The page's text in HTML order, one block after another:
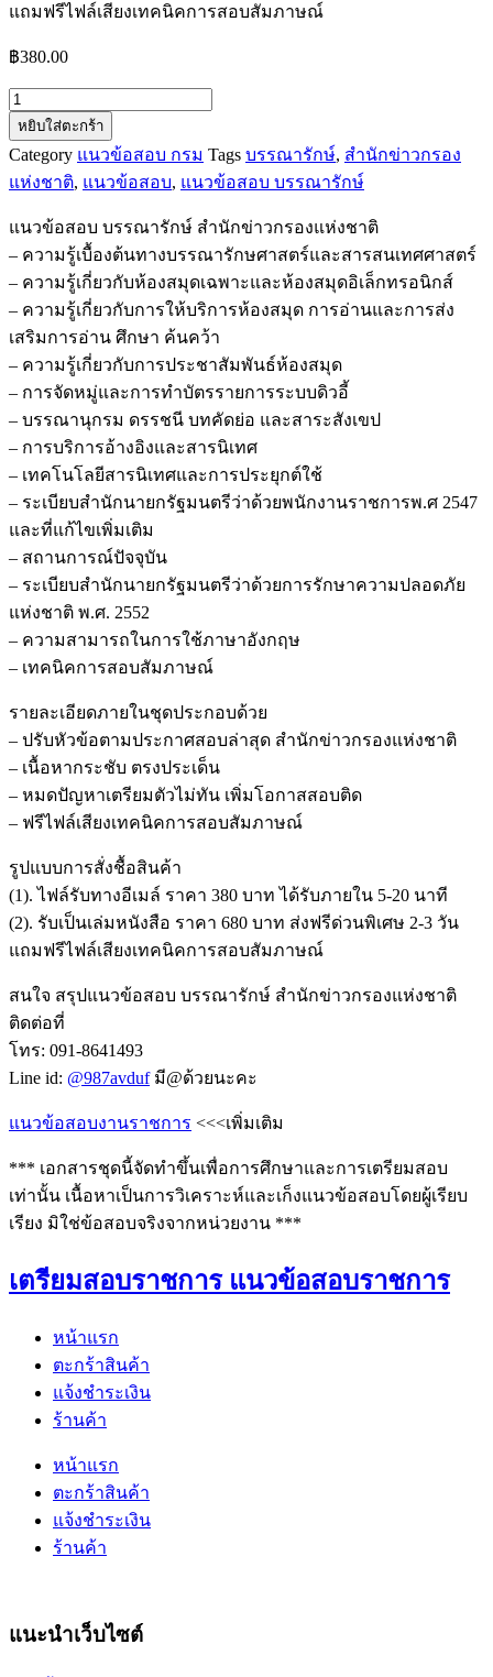
แถมฟรีไฟล์เสียงเทคนิคการสอบสัมภาษณ์
฿380.00
จำนวน
แนว
ข้อสอบ
บรรณารักษ์
ข่าว
กรอง
แห่ง
ชาติ
ชิ้น
หยิบใส่ตะกร้า
Category แนวข้อสอบ กรม Tags บรรณารักษ์, สำนักข่าวกรอง
แห่งชาติ, แนวข้อสอบ, แนวข้อสอบ บรรณารักษ์
แนวข้อสอบ บรรณารักษ์ สำนักข่าวกรองแห่งชาติ
– ความรู้เบื้องต้นทางบรรณารักษศาสตร์และสารสนเทศศาสตร์
– ความรู้เกี่ยวกับห้องสมุดเฉพาะและห้องสมุดอิเล็กทรอนิกส์
– ความรู้เกี่ยวกับการให้บริการห้องสมุด การอ่านและการส่ง
เสริมการอ่าน ศึกษา ค้นคว้า
– ความรู้เกี่ยวกับการประชาสัมพันธ์ห้องสมุด
– การจัดหมู่และการทำบัตรรายการระบบดิวอี้
– บรรณานุกรม ดรรชนี บทคัดย่อ และสาระสังเขป
– การบริการอ้างอิงและสารนิเทศ
– เทคโนโลยีสารนิเทศและการประยุกต์ใช้
– ระเบียบสำนักนายกรัฐมนตรีว่าด้วยพนักงานราชการพ.ศ 2547
และที่แก้ไขเพิ่มเติม
– สถานการณ์ปัจจุบัน
– ระเบียบสำนักนายกรัฐมนตรีว่าด้วยการรักษาความปลอดภัย
แห่งชาติ พ.ศ. 2552
– ความสามารถในการใช้ภาษาอังกฤษ
– เทคนิคการสอบสัมภาษณ์
รายละเอียดภายในชุดประกอบด้วย
– ปรับหัวข้อตามประกาศสอบล่าสุด สำนักข่าวกรองแห่งชาติ
– เนื้อหากระชับ ตรงประเด็น
– หมดปัญหาเตรียมตัวไม่ทัน เพิ่มโอกาสสอบติด
– ฟรีไฟล์เสียงเทคนิคการสอบสัมภาษณ์
รูปแบบการสั่งชื้อสินค้า
(1). ไฟล์รับทางอีเมล์ ราคา 380 บาท ได้รับภายใน 5-20 นาที
(2). รับเป็นเล่มหนังสือ ราคา 680 บาท ส่งฟรีด่วนพิเศษ 2-3 วัน
แถมฟรีไฟล์เสียงเทคนิคการสอบสัมภาษณ์
สนใจ สรุปแนวข้อสอบ บรรณารักษ์ สำนักข่าวกรองแห่งชาติ
ติดต่อที่
โทร: 091-8641493
Line id: @987avdufมี@ด้วยนะคะ
แนวข้อสอบงานราชการ <<<เพิ่มเติม
*** เอกสารชุดนี้จัดทำขึ้นเพื่อการศึกษาและการเตรียมสอบ
เท่านั้น เนื้อหาเป็นการวิเคราะห์และเก็งแนวข้อสอบโดยผู้เรียบ
เรียง มิใช่ข้อสอบจริงจากหน่วยงาน ***
เตรียมสอบราชการ แนวข้อสอบราชการ
หน้าแรก
ตะกร้าสินค้า
แจ้งชำระเงิน
ร้านค้า
หน้าแรก
ตะกร้าสินค้า
แจ้งชำระเงิน
ร้านค้า
แนะนำเว็บไซต์